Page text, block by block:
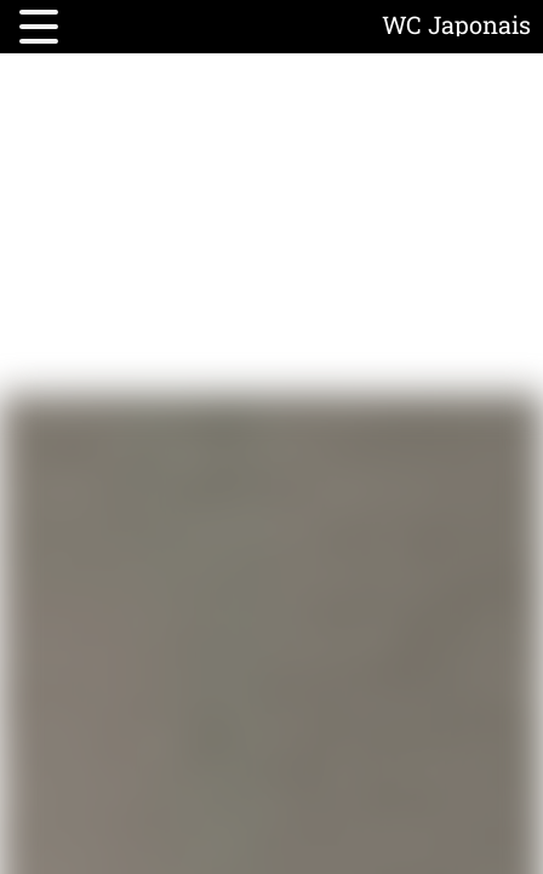
WC Japonais